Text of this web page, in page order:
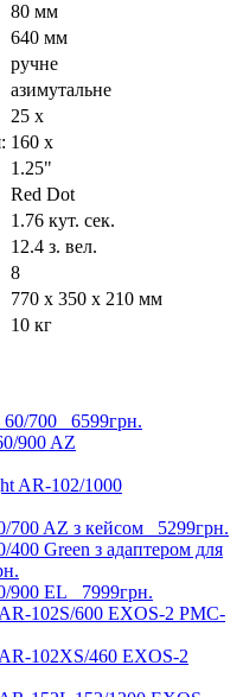
80 мм
640 мм
ручне
азимутальне
25 x
160 x
1.25"
Red Dot
1.76 кут. сек.
12.4 з. вел.
8
770 x 350 x 210 мм
10 кг
60/700 6599грн.
900 AZ
AR-102/1000
700 AZ з кейсом 5299грн.
Green з адаптером для
900 EL 7999грн.
102S/600 EXOS-2 PMC-
102XS/460 EXOS-2